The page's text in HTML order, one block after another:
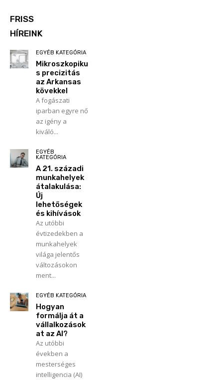
FRISS
HÍREINK
EGYÉB KATEGÓRIA
Mikroszkopiku
s precizitás
az Arkansas
kövekkel
A fogászati
iparban egyre nő
az igény a
kiváló...
EGYÉB
KATEGÓRIA
A 21. századi
munkahelyek
átalakulása:
Új
lehetőségek
és kihívások
Az utóbbi
évtizedekben a
munkahelyek
világa jelentős
változásokon
ment...
EGYÉB KATEGÓRIA
Hogyan
formálja át a
vállalkozások
at az AI?
Az utóbbi
években a
mesterséges
intelligencia (AI)